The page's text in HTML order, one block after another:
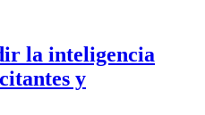
la inteligencia
y